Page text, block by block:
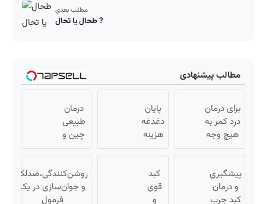
مطلب بعدی
طحال یا تحال ?
مطالب پیشنهادی
برای درمان
درد کمر به
هیچ وجه
جراحی
پرسش‌نامه
رو پر کن ▶
پایان
دغدغه
هزینه
های
پزشکی
با پک
سفید
درمان
طبیعی
چین و
چروک
30روز با
کرم
جوانساز
پیشگیری
و درمان
کبد چرب
کبد
قوی
و
روشن‌کنندگی،ضد‌لک
و جوان‌سازی در یک
فرمول